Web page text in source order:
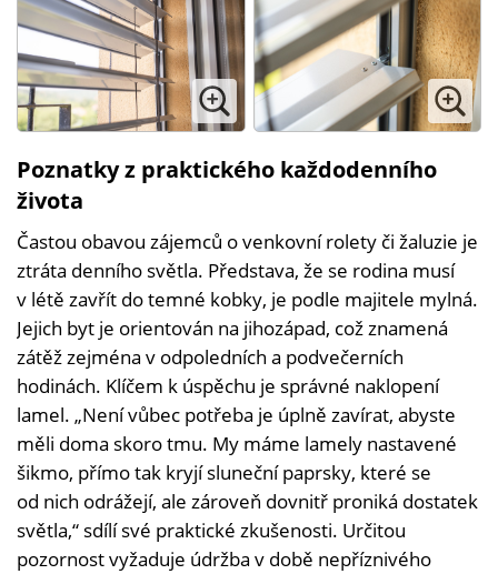
Poznatky z praktického každodenního
života
Častou obavou zájemců o venkovní rolety či žaluzie je
ztráta denního světla. Představa, že se rodina musí
v létě zavřít do temné kobky, je podle majitele mylná.
Jejich byt je orientován na jihozápad, což znamená
zátěž zejména v odpoledních a podvečerních
hodinách. Klíčem k úspěchu je správné naklopení
lamel. „Není vůbec potřeba je úplně zavírat, abyste
měli doma skoro tmu. My máme lamely nastavené
šikmo, přímo tak kryjí sluneční paprsky, které se
od nich odrážejí, ale zároveň dovnitř proniká dostatek
světla,“ sdílí své praktické zkušenosti. Určitou
pozornost vyžaduje údržba v době nepříznivého